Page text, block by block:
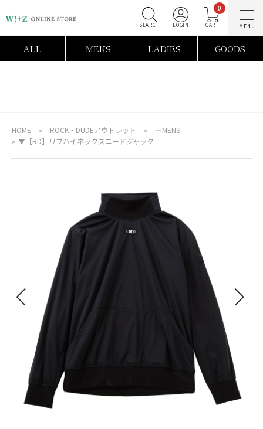
0
ALL MENS LADIES GOODS
HOME » ROCK・DUDEアウトレット »
―MENS
» ▼【RD】リブハイネックスニードジャック